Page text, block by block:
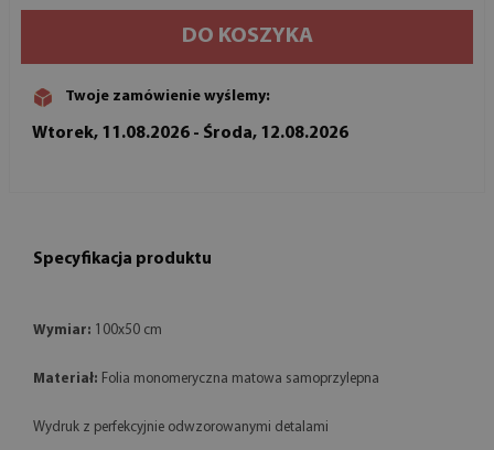
DO KOSZYKA
Twoje zamówienie wyślemy:
Wtorek, 11.08.2026 - Środa, 12.08.2026
Specyfikacja produktu
Wymiar: 100x50 cm
Materiał: Folia monomeryczna matowa samoprzylepna
Wydruk z perfekcyjnie odwzorowanymi detalami